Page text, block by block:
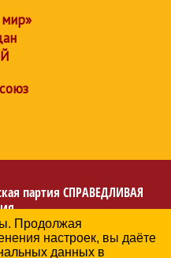
партия СПРАВЕДЛИВАЯ
партии в Ненецком
округе
Продолжая
настроек, вы даёте
данных в